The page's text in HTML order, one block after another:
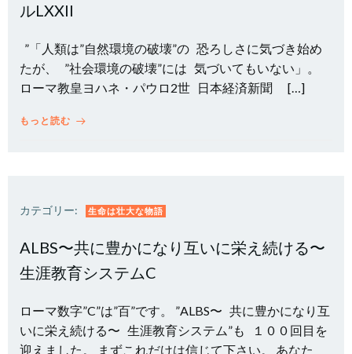
ルLXXII
”「人類は”自然環境の破壊”の 恐ろしさに気づき始め
たが、 ”社会環境の破壊”には 気づいてもいない」。
ローマ教皇ヨハネ・パウロ2世 日本経済新聞 […]
もっと読む
カテゴリー: 生命は壮大な物語
ALBS〜共に豊かになり互いに栄え続ける〜
生涯教育システムC
ローマ数字”C”は”百”です。 ”ALBS〜 共に豊かになり互
いに栄え続ける〜 生涯教育システム”も １００回目を
迎えました。 まずこれだけは信じて下さい。 あなた